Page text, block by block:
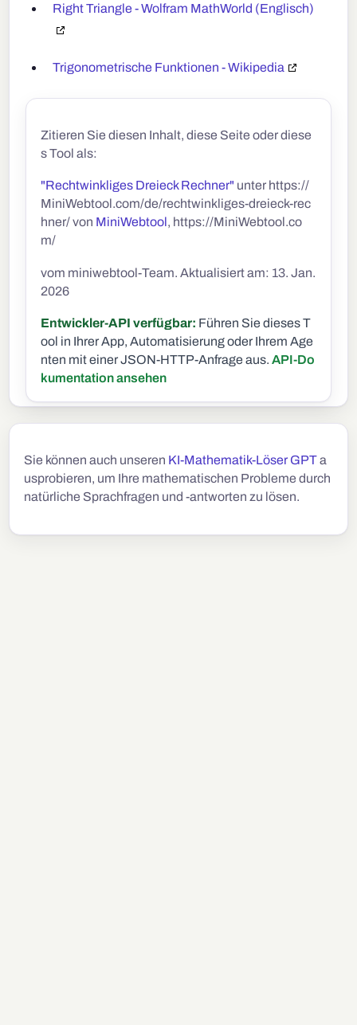
Right Triangle - Wolfram MathWorld (Englisch)
Trigonometrische Funktionen - Wikipedia
Zitieren Sie diesen Inhalt, diese Seite oder diese
s Tool als:
"Rechtwinkliges Dreieck Rechner" unter https://
MiniWebtool.com/de/rechtwinkliges-dreieck-rec
hner/ von MiniWebtool, https://MiniWebtool.co
m/
vom miniwebtool-Team. Aktualisiert am: 13. Jan.
2026
Entwickler-API verfügbar: Führen Sie dieses T
ool in Ihrer App, Automatisierung oder Ihrem Age
nten mit einer JSON-HTTP-Anfrage aus. API-Do
kumentation ansehen
Sie können auch unseren KI-Mathematik-Löser GPTa
usprobieren, um Ihre mathematischen Probleme durch
natürliche Sprachfragen und -antworten zu lösen.